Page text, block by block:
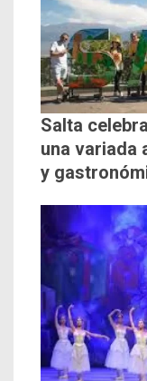
Salta
una variada
y